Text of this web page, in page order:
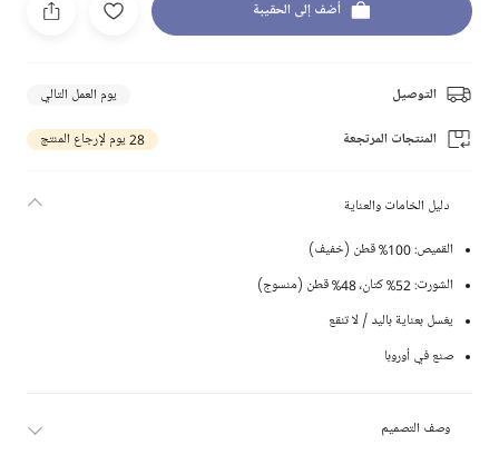
أضف إلى الحقيبة
التوصيل يوم العمل التالي
المنتجات المرتجعة 28 يوم لإرجاع المنتج
دليل الخامات والعناية
القميص: 100% قطن (خفيف)
الشورت: 52% كتان، 48% قطن (منسوج)
يغسل بعناية باليد / لا تنقع
صنع في أوروبا
وصف التصميم